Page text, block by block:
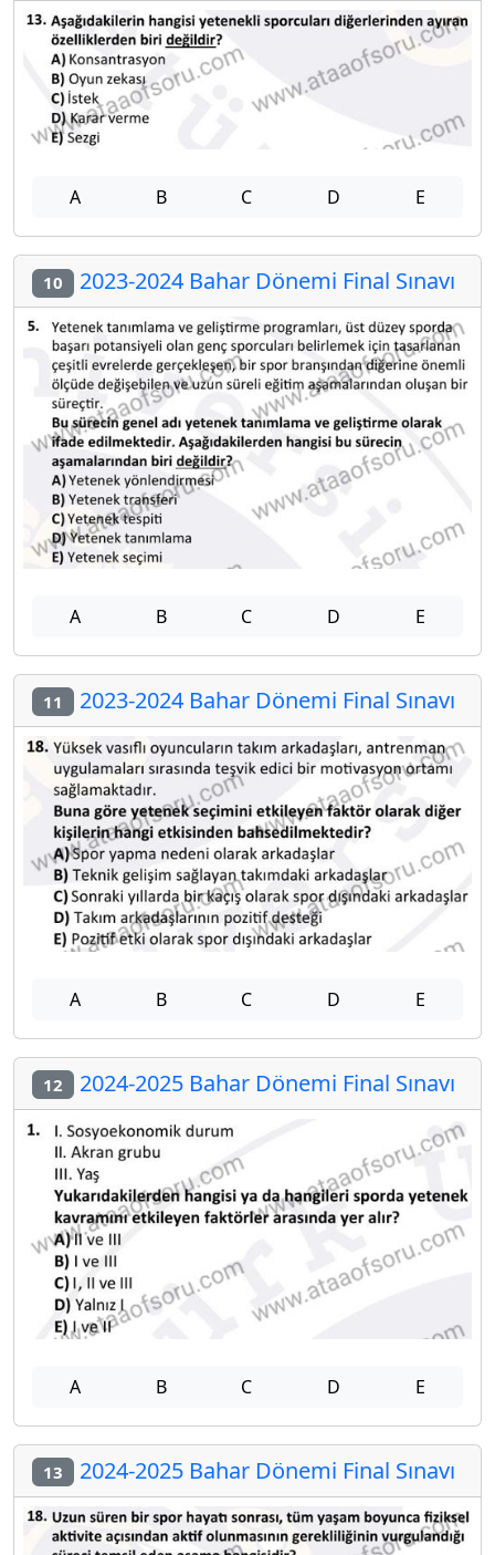
A B C D E
10 2023-2024 Bahar Dönemi Final Sınavı
A B C D E
11 2023-2024 Bahar Dönemi Final Sınavı
A B C D E
12 2024-2025 Bahar Dönemi Final Sınavı
A B C D E
13 2024-2025 Bahar Dönemi Final Sınavı